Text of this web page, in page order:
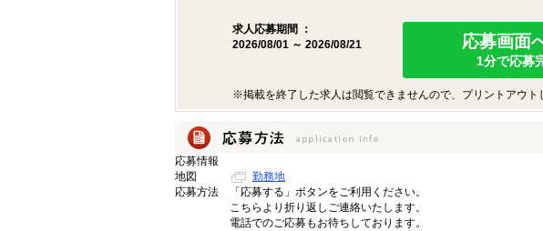
求人応募期間 ：
2026/08/01 ～ 2026/08/21
応募画面
1分で応募
※掲載を終了した求人は閲覧できませんので、プリントアウト
応募情報
地図
勤務地
応募方法
「応募する」ボタンをご利用ください。
こちらより折り返しご連絡いたします。
電話でのご応募もお待ちしております。